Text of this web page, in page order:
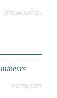
ORGANISATION
INSTRUMENT